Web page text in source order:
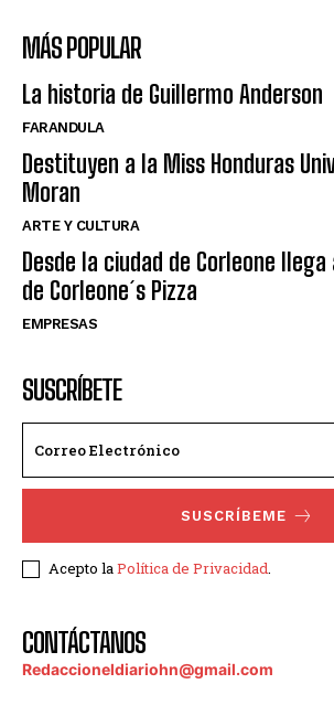
MÁS POPULAR
La historia de Guillermo Anderson
FARANDULA
Destituyen a la Miss Honduras
Moran
ARTE Y CULTURA
Desde la ciudad de Corleone llega
de Corleone´s Pizza
EMPRESAS
SUSCRÍBETE
SUSCRÍBEME
Acepto laPolítica de Privacidad.
CONTÁCTANOS
Redaccioneldiariohn@gmail.com